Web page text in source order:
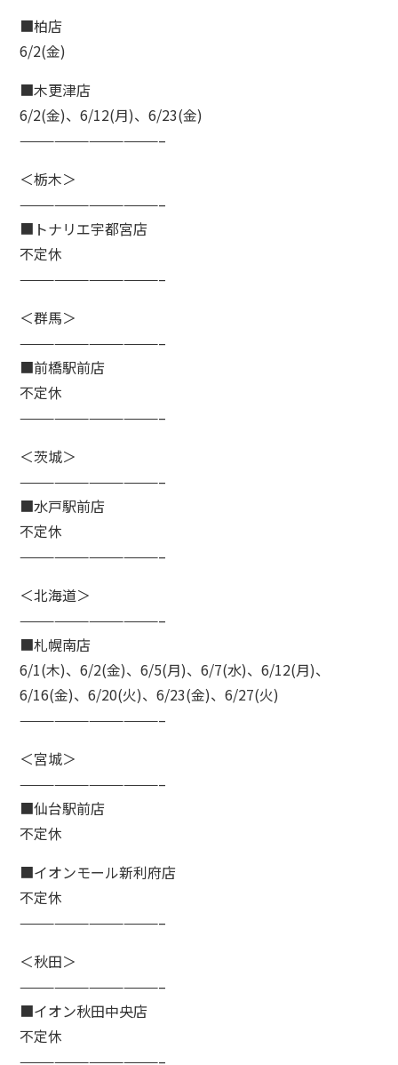
■柏店
6/2(金)
■木更津店
6/2(金)、6/12(月)、6/23(金)
————————————–
＜栃木＞
————————————–
■トナリエ宇都宮店
不定休
————————————–
＜群馬＞
————————————–
■前橋駅前店
不定休
————————————–
＜茨城＞
————————————–
■水戸駅前店
不定休
————————————–
＜北海道＞
————————————–
■札幌南店
6/1(木)、6/2(金)、6/5(月)、6/7(水)、6/12(月)、
6/16(金)、6/20(火)、6/23(金)、6/27(火)
————————————–
＜宮城＞
————————————–
■仙台駅前店
不定休
■イオンモール新利府店
不定休
————————————–
＜秋田＞
————————————–
■イオン秋田中央店
不定休